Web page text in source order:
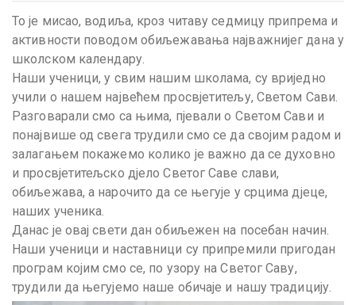
То је мисао, водиља, кроз читаву седмицу припрема и
активности поводом обиљежавања најважнијег дана у
школском календару.
Наши ученици, у свим нашим школама, су вриједно
учили о нашем највећем просвјетитељу, Светом Сави.
Разговарали смо са њима, пјевали о Светом Сави и
понајвише од свега трудили смо се да својим радом и
залагањем покажемо колико је важно да се духовно
и просвјетитељско дјело Светог Саве слави,
обиљежава, а нарочито да се његује у срцима дјеце,
наших ученика.
Данас је овај свети дан обиљежен на посебан начин.
Наши ученици и наставници су припремили пригодан
програм којим смо се, по узору на Светог Саву,
трудили да његујемо наше обичаје и нашу традицију.